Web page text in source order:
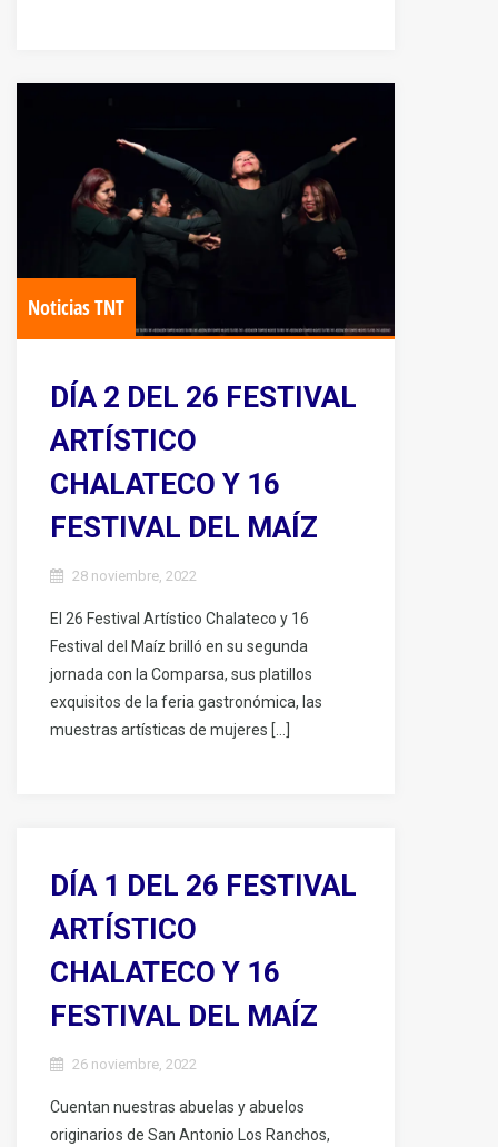
Noticias TNT
DÍA 2 DEL 26 FESTIVAL
ARTÍSTICO
CHALATECO Y 16
FESTIVAL DEL MAÍZ
28 noviembre, 2022
El 26 Festival Artístico Chalateco y 16
Festival del Maíz brilló en su segunda
jornada con la Comparsa, sus platillos
exquisitos de la feria gastronómica, las
muestras artísticas de mujeres […]
DÍA 1 DEL 26 FESTIVAL
ARTÍSTICO
CHALATECO Y 16
FESTIVAL DEL MAÍZ
26 noviembre, 2022
Cuentan nuestras abuelas y abuelos
originarios de San Antonio Los Ranchos,